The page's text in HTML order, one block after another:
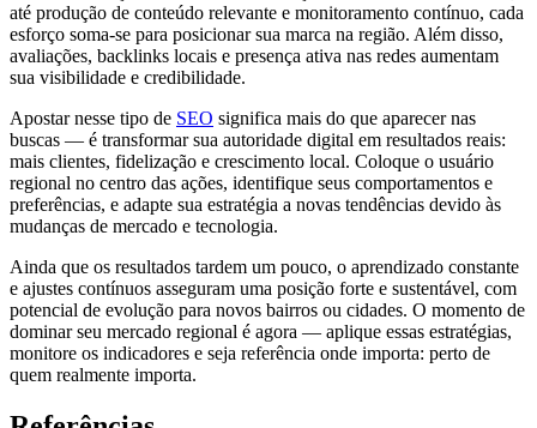
até produção de conteúdo relevante e monitoramento contínuo, cada
esforço soma-se para posicionar sua marca na região. Além disso,
avaliações, backlinks locais e presença ativa nas redes aumentam
sua visibilidade e credibilidade.
Apostar nesse tipo de SEO significa mais do que aparecer nas
buscas — é transformar sua autoridade digital em resultados reais:
mais clientes, fidelização e crescimento local. Coloque o usuário
regional no centro das ações, identifique seus comportamentos e
preferências, e adapte sua estratégia a novas tendências devido às
mudanças de mercado e tecnologia.
Ainda que os resultados tardem um pouco, o aprendizado constante
e ajustes contínuos asseguram uma posição forte e sustentável, com
potencial de evolução para novos bairros ou cidades. O momento de
dominar seu mercado regional é agora — aplique essas estratégias,
monitore os indicadores e seja referência onde importa: perto de
quem realmente importa.